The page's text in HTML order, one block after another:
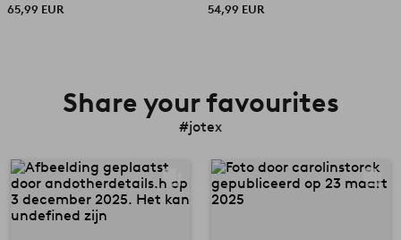
65,99 EUR
54,99 EUR
Share your favourites
#jotex